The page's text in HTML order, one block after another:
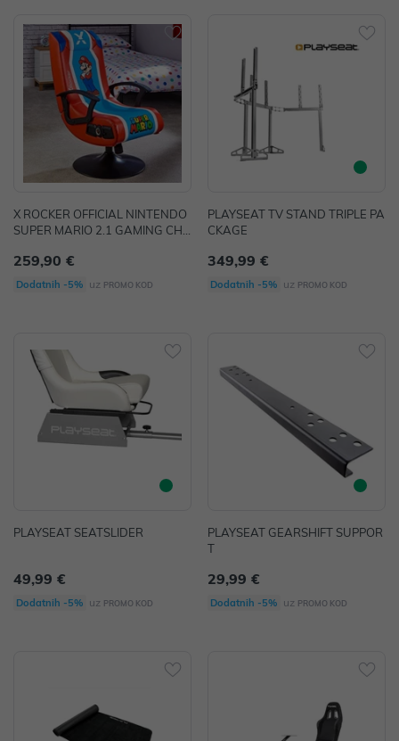
X ROCKER OFFICIAL NINTENDO
SUPER MARIO 2.1 GAMING CHA
259,90 €
Dodatnih -5% uz PROMO KOD
PLAYSEAT TV STAND TRIPLE PA
CKAGE
349,99 €
Dodatnih -5% uz PROMO KOD
PLAYSEAT SEATSLIDER
49,99 €
Dodatnih -5% uz PROMO KOD
PLAYSEAT GEARSHIFT SUPPOR
T
29,99 €
Dodatnih -5% uz PROMO KOD